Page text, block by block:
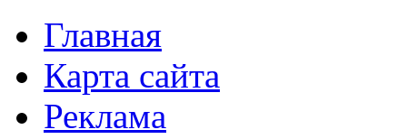
Главная
Карта сайта
Реклама